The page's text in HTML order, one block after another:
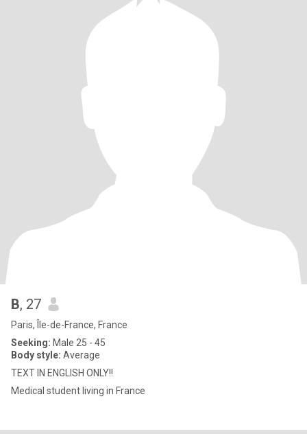
B, 27
Paris, Île-de-France, France
Seeking: Male 25 - 45
Body style: Average
TEXT IN ENGLISH ONLY!!
Medical student living in France